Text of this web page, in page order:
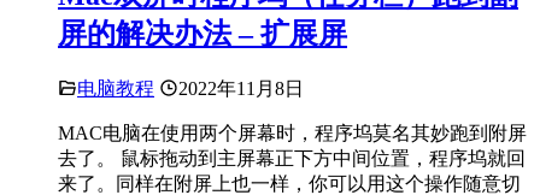
屏的解决办法 – 扩展屏
电脑教程 2022年11月8日
MAC电脑在使用两个屏幕时，程序坞莫名其妙跑到附屏
去了。 鼠标拖动到主屏幕正下方中间位置，程序坞就回
来了。同样在附屏上也一样，你可以用这个操作随意切